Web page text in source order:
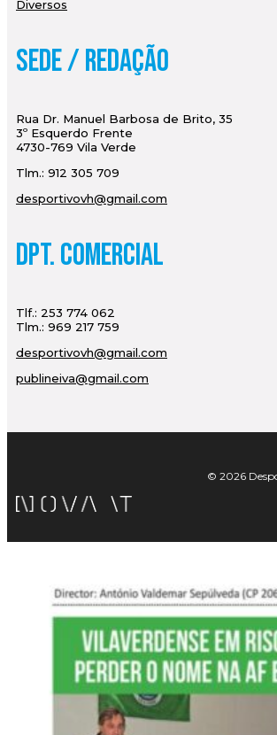
Diversos
Sede / Redação
Rua Dr. Manuel Barbosa de Brito, 35
3º Esquerdo Frente
4730-769 Vila Verde
Tlm.: 912 305 709
desportivovh@gmail.com
Dpt. Comercial
Tlf.: 253 774 062
Tlm.: 969 217 759
desportivovh@gmail.com
publineiva@gmail.com
© 2026